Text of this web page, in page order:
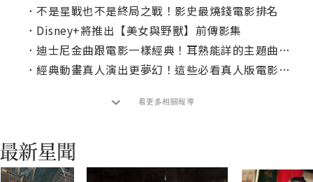
． 不是星戰也不是終局之戰！影史最燒錢電影排名
． Disney+將推出【美女與野獸】前傳影集
． 迪士尼金曲跟電影一樣經典！耳熟能詳的主題曲愛奇藝台灣站一次複習
． 經典動畫真人演出更夢幻！這些必看真人版電影愛奇藝台灣站都能滿足你
看更多相關報導